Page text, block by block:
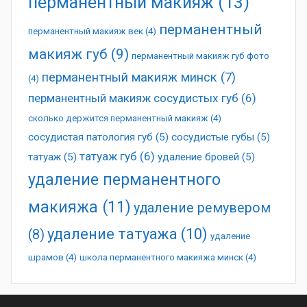
перманентный макияж век (4) перманентный
макияж губ (9) перманентный макияж губ фото
(4) перманентный макияж минск (7)
перманентный макияж сосудистых губ (6)
сколько держится перманентный макияж (4)
сосудистая патология губ (5) сосудистые губы (5)
татуаж (5) татуаж губ (6) удаление бровей (5)
удаление перманентного
макияжа (11) удаление ремувером
(8) удаление татуажа (10) удаление
шрамов (4) школа перманентного макияжа минск (4)